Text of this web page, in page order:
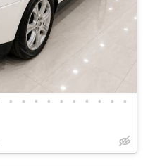
• • • • • • • • • •